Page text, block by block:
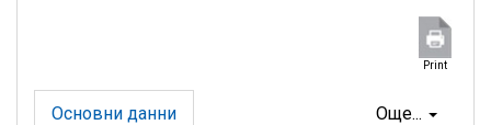
Print
Още...
Основни данни